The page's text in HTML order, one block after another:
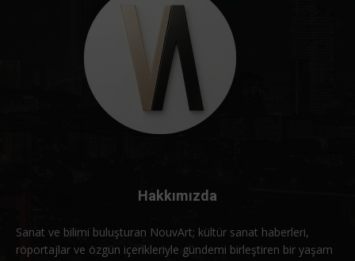
Hakkımızda
Sanat ve bilimi buluşturan NouvArt; kültür sanat haberleri,
röportajlar ve özgün içerikleriyle gündemi birleştiren bir yaşam